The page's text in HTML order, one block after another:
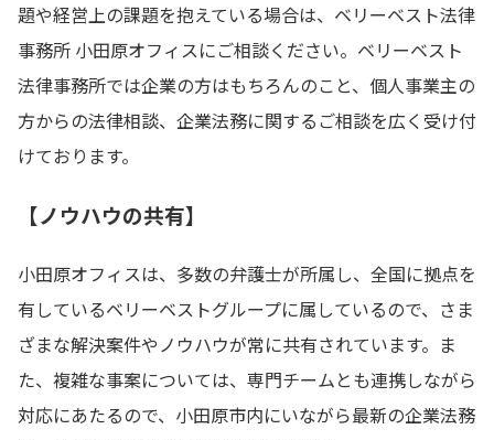
題や経営上の課題を抱えている場合は、ベリーベスト法律
事務所 小田原オフィスにご相談ください。ベリーベスト
法律事務所では企業の方はもちろんのこと、個人事業主の
方からの法律相談、企業法務に関するご相談を広く受け付
けております。
【ノウハウの共有】
小田原オフィスは、多数の弁護士が所属し、全国に拠点を
有しているベリーベストグループに属しているので、さま
ざまな解決案件やノウハウが常に共有されています。ま
た、複雑な事案については、専門チームとも連携しながら
対応にあたるので、小田原市内にいながら最新の企業法務